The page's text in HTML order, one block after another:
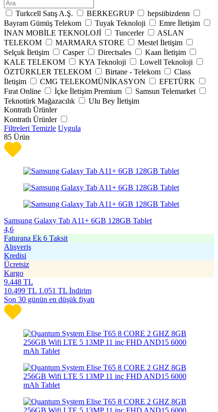
Turkcell Satış A.Ş. BERKEGRUP
hepsiibizdenn
Bayram Gümüş Telekom
Tuyak Teknoloji
Emre İletişim
İNAN MOBİLE TEKNOLOJİ
Tuncerler
ASLAN
TELEKOM
MARMARA STORE
Mestel İletişim
Selçuk İletişim
Casper Directsales
Kaan İletişim
KALE TELEKOM
KYA Teknoloji
Lowell Teknoloji
ÖZTÜRKLER TELEKOM
Birtane - Telekom
Class
İletişim
CMG TELEKOMÜNİKASYON
EFETÜRK
Fırat Online
İçke İletişim Premium
Samsun Telemarket
Teknotürk Mağazacılık
Ulu Bey İletişim
Kontratlı Ürünler
Kontratlı Ürünler
Filtreleri Temizle Uygula
85 Ürün
Samsung Galaxy Tab A11+ 6GB 128GB Tablet
4,6
Faturana Ek 6 Taksit
Alışveriş
Kredisi
Ücretsiz
Kargo
9.448 TL
10.499 TL 1.051 TL İndirim
Son 30 günün en düşük fiyatı